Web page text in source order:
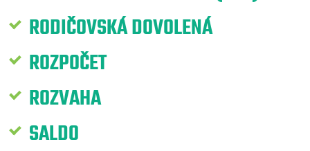
RODIČOVSKÁ DOVOLENÁ
ROZPOČET
ROZVAHA
SALDO